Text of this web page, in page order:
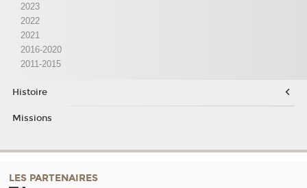
2023
2022
2021
2016-2020
2011-2015
Histoire
Missions
LES PARTENAIRES